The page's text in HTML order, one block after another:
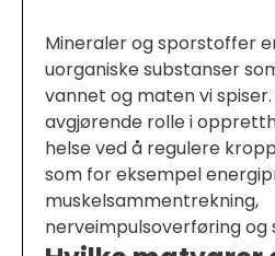
Mineraler og sporstoffer
uorganiske substanser
vannet og maten vi
avgjørende rolle i
helse ved å regulere
som for eksempel
muskelsammentrekning,
nerveimpulsoverføring og